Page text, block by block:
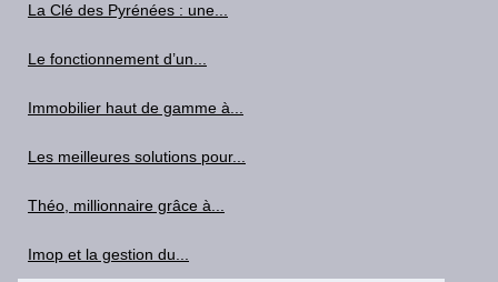
La Clé des Pyrénées : une...
Le fonctionnement d’un...
Immobilier haut de gamme à...
Les meilleures solutions pour...
Théo, millionnaire grâce à...
Imop et la gestion du...